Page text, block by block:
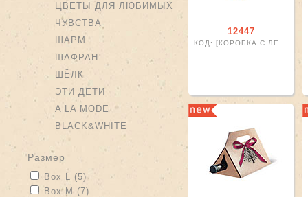
ЦВЕТЫ ДЛЯ ЛЮБИМЫХ
ЧУВСТВА
ШАРМ
ШАФРАН
ШЁЛК
ЭТИ ДЕТИ
A LA MODE
BLACK&WHITE
размер
Apply Box L filter
Box L (5) Apply Box L filter
Apply Box M filter
Box M (7)
12447